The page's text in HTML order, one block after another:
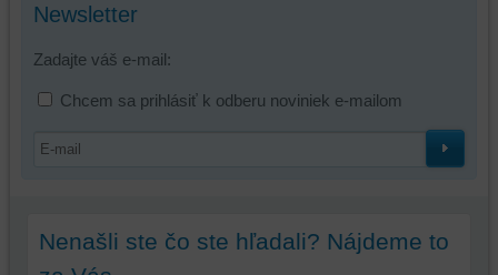
Newsletter
Zadajte váš e-mail:
Chcem sa prihlásiť k odberu noviniek e-mailom
Nenašli ste čo ste hľadali? Nájdeme to
vašich
bez
aby
mali
alebo
bez